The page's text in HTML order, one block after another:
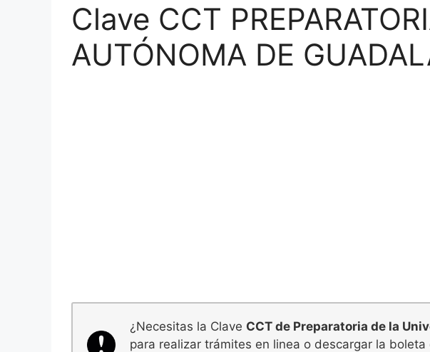
Clave CCT
AUTÓNOMA DE
¿Necesitas la Clave CCT de Preparatoria de la
para realizar trámites en linea o descargar la